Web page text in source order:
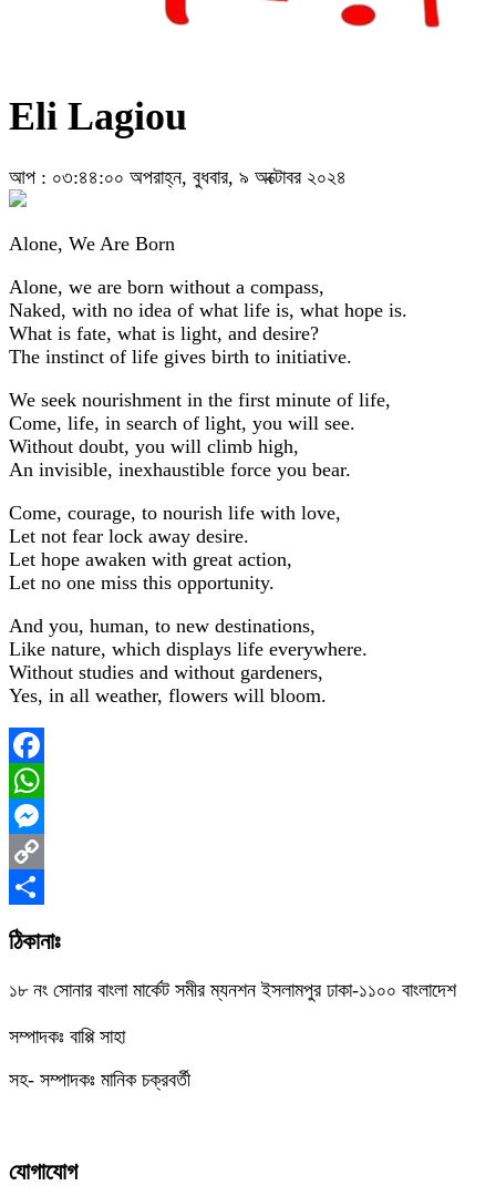
Eli Lagiou
আপ : ০৩:৪৪:০০ অপরাহ্ন, বুধবার, ৯ অক্টোবর ২০২৪
Alone, We Are Born
Alone, we are born without a compass,
Naked, with no idea of what life is, what hope is.
What is fate, what is light, and desire?
The instinct of life gives birth to initiative.
We seek nourishment in the first minute of life,
Come, life, in search of light, you will see.
Without doubt, you will climb high,
An invisible, inexhaustible force you bear.
Come, courage, to nourish life with love,
Let not fear lock away desire.
Let hope awaken with great action,
Let no one miss this opportunity.
And you, human, to new destinations,
Like nature, which displays life everywhere.
Without studies and without gardeners,
Yes, in all weather, flowers will bloom.
Facebook
WhatsApp
Messenger
Copy
Link
Share
ঠিকানাঃ
১৮ নং সোনার বাংলা মার্কেট সমীর ম্যনশন ইসলামপুর ঢাকা-১১০০ বাংলাদেশ
সম্পাদকঃ বাপ্পি সাহা
সহ- সম্পাদকঃ মানিক চক্রবর্তী
যোগাযোগ